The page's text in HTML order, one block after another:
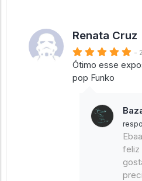
Renata Cruz
-
Ótimo esse
pop Funko
feliz